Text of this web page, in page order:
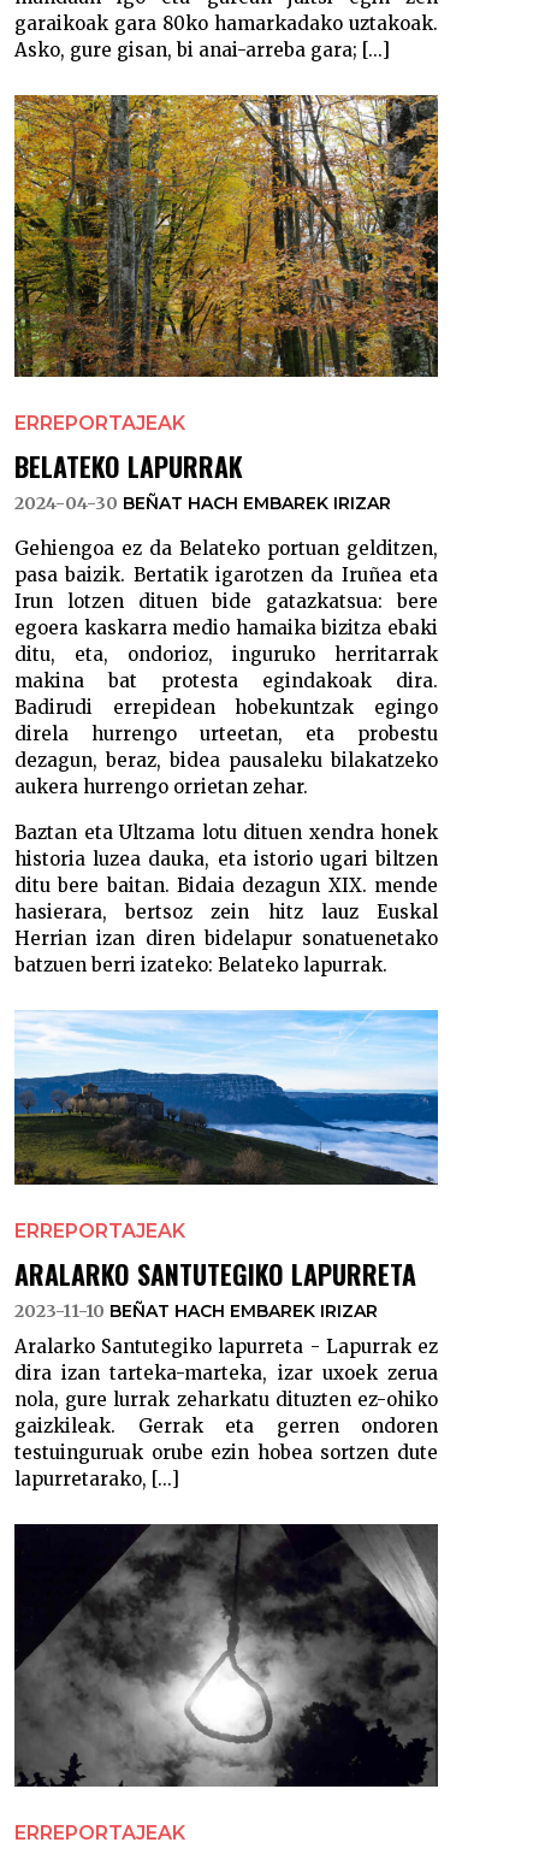
garaikoak gara 80ko hamarkadako uztakoak.
Asko, gure gisan, bi anai-arreba gara; [...]
ERREPORTAJEAK
BELATEKO LAPURRAK
2024-04-30 BEÑAT HACH EMBAREK IRIZAR
Gehiengoa ez da Belateko portuan gelditzen,
pasa baizik. Bertatik igarotzen da Iruñea eta
Irun lotzen dituen bide gatazkatsua: bere
egoera kaskarra medio hamaika bizitza ebaki
ditu, eta, ondorioz, inguruko herritarrak
makina bat protesta egindakoak dira.
Badirudi errepidean hobekuntzak egingo
direla hurrengo urteetan, eta probestu
dezagun, beraz, bidea pausaleku bilakatzeko
aukera hurrengo orrietan zehar.
Baztan eta Ultzama lotu dituen xendra honek
historia luzea dauka, eta istorio ugari biltzen
ditu bere baitan. Bidaia dezagun XIX. mende
hasierara, bertsoz zein hitz lauz Euskal
Herrian izan diren bidelapur sonatuenetako
batzuen berri izateko: Belateko lapurrak.
ERREPORTAJEAK
ARALARKO SANTUTEGIKO LAPURRETA
2023-11-10 BEÑAT HACH EMBAREK IRIZAR
Aralarko Santutegiko lapurreta - Lapurrak ez
dira izan tarteka-marteka, izar uxoek zerua
nola, gure lurrak zeharkatu dituzten ez-ohiko
gaizkileak. Gerrak eta gerren ondoren
testuinguruak orube ezin hobea sortzen dute
lapurretarako, [...]
ERREPORTAJEAK